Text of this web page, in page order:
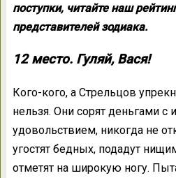
поступки, читайте наш
представителей зодиака.
12 место. Гуляй, Вася!
Кого-кого, а Стрельцов
нельзя. Они сорят деньгами с
удовольствием, никогда не
угостят бедных, подадут
отметят на широкую ногу.